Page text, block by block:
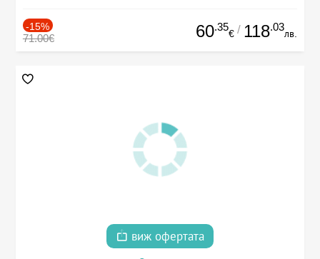
-15%
71.00€ 60.35
€ / 118.03
лв.
виж офертата